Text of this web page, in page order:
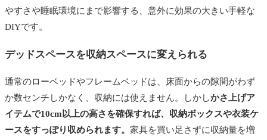
やすさや睡眠環境にまで影響する、意外に効果の大きい手軽な
DIYです。
デッドスペースを収納スペースに変えられる
通常のローベッドやフレームベッドは、床面からの隙間がわず
か数センチしかなく、収納には使えません。しかしかさ上げア
イテムで10cm以上の高さを確保すれば、収納ボックスや衣装ケ
ースをすっぽり収められます。 家具を買い足さずに収納量を増